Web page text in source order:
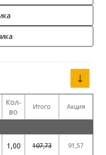
Кол-
во
Итого Акция
1,00 107,73 91,57